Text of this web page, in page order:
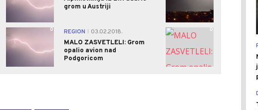
grom u Austriji
0 REGION
03.02.2018.
MALO ZASVETLELI: Grom
opalio avion nad
Podgoricom
0